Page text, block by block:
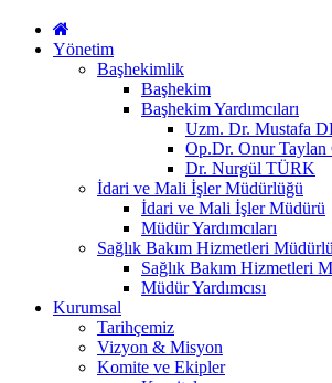
Yönetim
Başhekimlik
Başhekim
Başhekim Yardımcıları
Uzm. Dr. Mustafa
Op.Dr. Onur
Dr. Nurgül TÜRK
İdari ve Mali İşler Müdürlüğü
İdari ve Mali İşler Müdürü
Müdür Yardımcıları
Sağlık Bakım Hizmetleri
Sağlık Bakım Hizmetleri
Müdür Yardımcısı
Kurumsal
Tarihçemiz
Vizyon & Misyon
Komite ve Ekipler